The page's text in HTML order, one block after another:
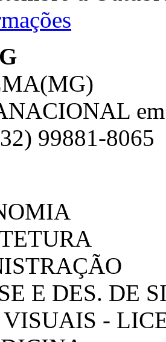
99881-8065
E DES. DE
VISUAIS -